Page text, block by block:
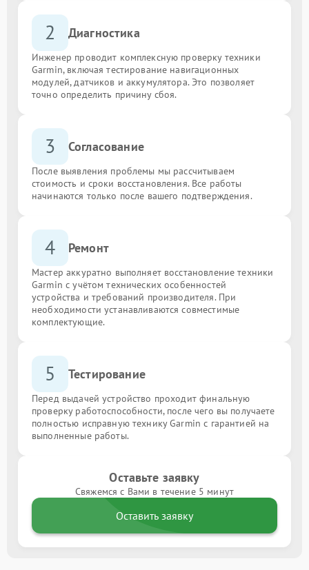
2 Диагностика
Инженер проводит комплексную проверку техники
Garmin, включая тестирование навигационных
модулей, датчиков и аккумулятора. Это позволяет
точно определить причину сбоя.
3 Согласование
После выявления проблемы мы рассчитываем
стоимость и сроки восстановления. Все работы
начинаются только после вашего подтверждения.
4 Ремонт
Мастер аккуратно выполняет восстановление техники
Garmin с учётом технических особенностей
устройства и требований производителя. При
необходимости устанавливаются совместимые
комплектующие.
5 Тестирование
Перед выдачей устройство проходит финальную
проверку работоспособности, после чего вы получаете
полностью исправную технику Garmin с гарантией на
выполненные работы.
Оставьте заявку
Свяжемся с Вами в течение 5 минут
Оставить заявку